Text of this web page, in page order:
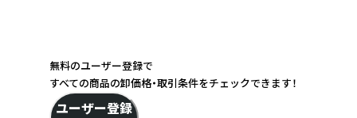
無料のユーザー登録で
すべての商品の卸価格・取引条件をチェックできます！
ユーザー登録